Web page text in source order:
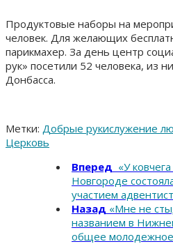
Продуктовые наборы на
человек. Для желающих
парикмахер. За день центр
рук» посетили 52 человека, из
Донбасса.
Метки: Добрые рукислужение
Церковь
Вперед «У
Новгороде
участием
Назад «Мне не
названием в
общее